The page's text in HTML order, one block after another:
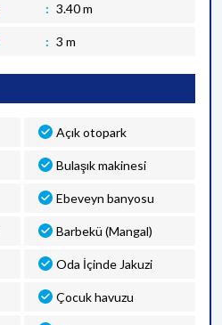
3.40 m
3 m
Açık otopark
Bulaşık makinesi
Ebeveyn banyosu
Barbekü (Mangal)
Oda İçinde Jakuzi
Çocuk havuzu